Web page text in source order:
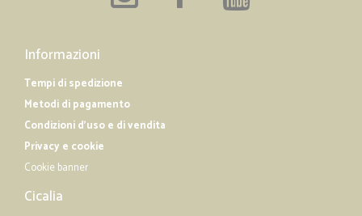
Informazioni
Tempi di spedizione
Metodi di pagamento
Condizioni d'uso e di vendita
Privacy e cookie
Cookie banner
Cicalia